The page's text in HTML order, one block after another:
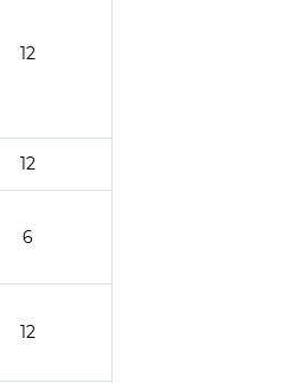
12
12
6
12